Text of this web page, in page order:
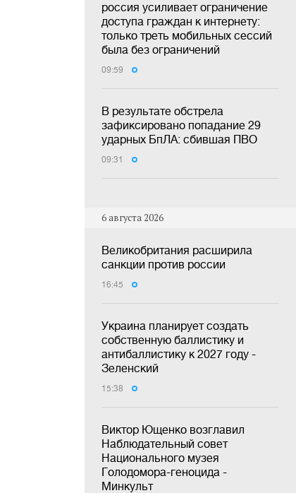
россия усиливает ограничение
доступа граждан к интернету:
только треть мобильных сессий
была без ограничений
09:59
В результате обстрела
зафиксировано попадание 29
ударных БпЛА: сбившая ПВО
09:31
6 августа 2026
Великобритания расширила
санкции против россии
16:45
Украина планирует создать
собственную баллистику и
антибаллистику к 2027 году -
Зеленский
15:38
Виктор Ющенко возглавил
Наблюдательный совет
Национального музея
Голодомора-геноцида -
Минкульт